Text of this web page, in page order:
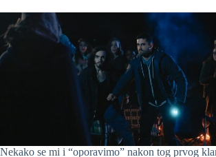
Nekako se mi i “oporavimo” nakon tog prvog